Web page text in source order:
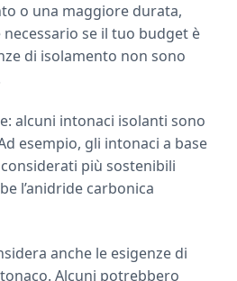
o una maggiore durata,
se il tuo budget è
di isolamento non sono
alcuni intonaci isolanti sono
esempio, gli intonaci a base
più sostenibili
l’anidride carbonica
anche le esigenze di
Alcuni potrebbero